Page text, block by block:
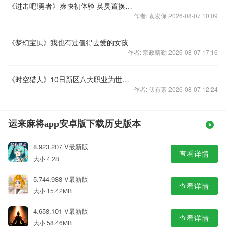
《进击吧!勇者》爽快初体验 英灵置换尝鲜
作者: 袁发保 2026-08-07 10:09
《梦幻宝贝》我也有过值得去爱的女孩
作者: 宗政晴勤 2026-08-07 17:16
《时空猎人》10日新区八大职业为世界杯代盐
作者: 伏有素 2026-08-07 12:24
运来麻将app安卓版下载历史版本
8.923.207 V最新版
大小 4.28 查看详情
5.744.988 V最新版
大小 15.42MB 查看详情
4.658.101 V最新版
大小 58.46MB 查看详情